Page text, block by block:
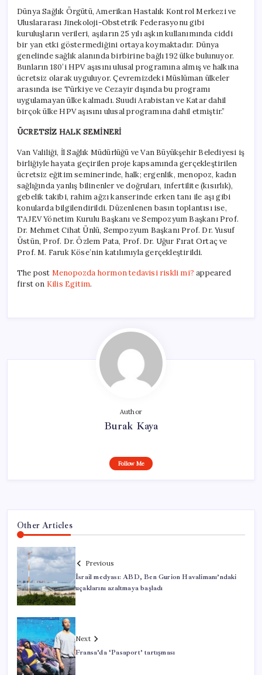
Dünya Sağlık Örgütü, Amerikan Hastalık Kontrol Merkezi ve
Uluslararası Jinekoloji-Obstetrik Federasyonu gibi
kuruluşların verileri, aşıların 25 yılı aşkın kullanımında ciddi
bir yan etki göstermediğini ortaya koymaktadır. Dünya
genelinde sağlık alanında birbirine bağlı 192 ülke bulunuyor.
Bunların 180’i HPV aşısını ulusal programına almış ve halkına
ücretsiz olarak uyguluyor. Çevremizdeki Müslüman ülkeler
arasında ise Türkiye ve Cezayir dışında bu programı
uygulamayan ülke kalmadı. Suudi Arabistan ve Katar dahil
birçok ülke HPV aşısını ulusal programına dahil etmiştir.”
ÜCRETSİZ HALK SEMİNERİ
Van Valiliği, İl Sağlık Müdürlüğü ve Van Büyükşehir Belediyesi iş
birliğiyle hayata geçirilen proje kapsamında gerçekleştirilen
ücretsiz eğitim seminerinde, halk; ergenlik, menopoz, kadın
sağlığında yanlış bilinenler ve doğruları, infertilite (kısırlık),
gebelik takibi, rahim ağzı kanserinde erken tanı ile aşı gibi
konularda bilgilendirildi. Düzenlenen basın toplantısı ise,
TAJEV Yönetim Kurulu Başkanı ve Sempozyum Başkanı Prof.
Dr. Mehmet Cihat Ünlü, Sempozyum Başkanı Prof. Dr. Yusuf
Üstün, Prof. Dr. Özlem Pata, Prof. Dr. Uğur Fırat Ortaç ve
Prof. M. Faruk Köse’nin katılımıyla gerçekleştirildi.
The post Menopozda hormon tedavisi riskli mi? appeared
first on Kilis Egitim.
Author
Burak Kaya
Follow Me
Other Articles
Previous
İsrail medyası: ABD, Ben Gurion Havalimanı’ndaki
uçaklarını azaltmaya başladı
Next
Fransa’da ‘Pasaport’ tartışması